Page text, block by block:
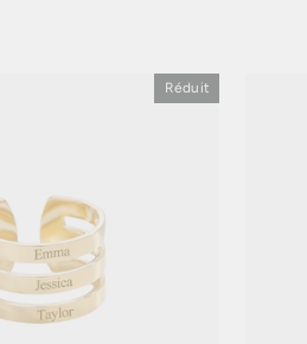
Réduit